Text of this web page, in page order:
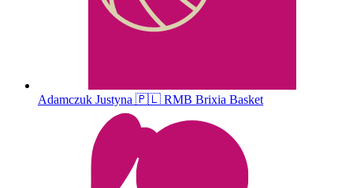
Adamczuk Justyna 🇵🇱 RMB Brixia Basket